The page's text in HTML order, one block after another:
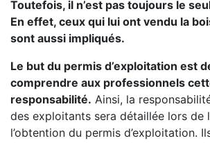
Toutefois, il n’est pas toujours le
En effet, ceux qui lui ont vendu la
sont aussi impliqués.
Le but du permis d’exploitation est
comprendre aux professionnels
responsabilité. Ainsi, la
des exploitants sera détaillée lors de
l’obtention du permis d’exploitation.